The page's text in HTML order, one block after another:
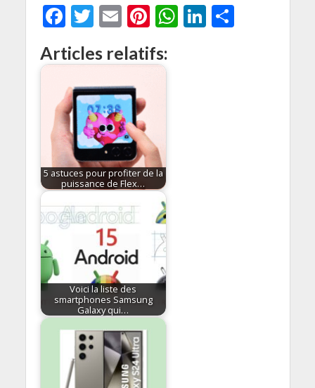
F
ac
e
b
o
o
k
T
itt
er
E
m
ai
l
Pi
er
W Li P
Articles relatifs:
5 astuces pour profiter de la
puissance de Flex…
Voici la liste des
smartphones Samsung
Galaxy qui…